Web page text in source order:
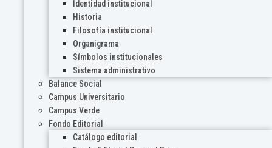
Identidad institucional
Historia
Filosofía institucional
Organigrama
Símbolos institucionales
Sistema administrativo
Balance Social
Campus Universitario
Campus Verde
Fondo Editorial
Catálogo editorial